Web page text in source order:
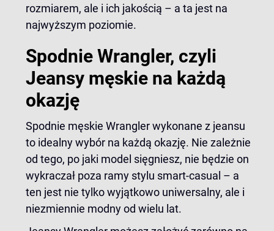
rozmiarem, ale i ich jakością – a ta jest na
najwyższym poziomie.
Spodnie Wrangler, czyli
Jeansy męskie na każdą
okazję
Spodnie męskie Wrangler wykonane z jeansu
to idealny wybór na każdą okazję. Nie zależnie
od tego, po jaki model sięgniesz, nie będzie on
wykraczał poza ramy stylu smart-casual – a
ten jest nie tylko wyjątkowo uniwersalny, ale i
niezmiennie modny od wielu lat.